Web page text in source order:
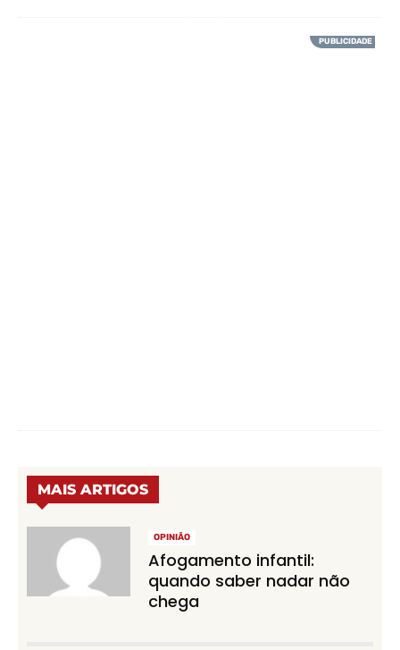
MAIS ARTIGOS
OPINIÃO
Afogamento infantil:
quando saber nadar não
chega